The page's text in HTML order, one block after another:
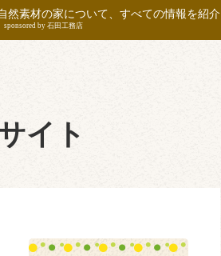
イト
然素材の家について、すべての情報を紹介
sponsored by 石田工務店